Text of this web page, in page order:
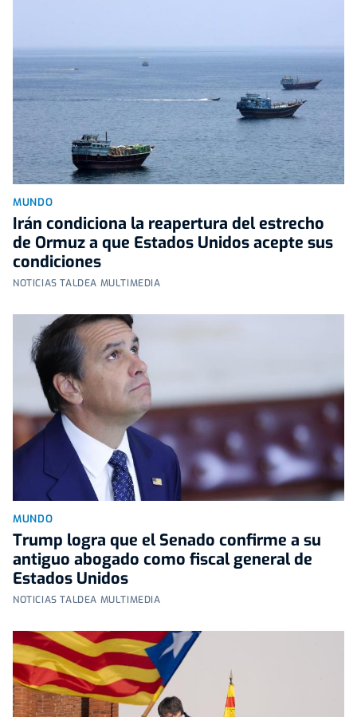
MUNDO
Irán condiciona la reapertura del estrecho
de Ormuz a que Estados Unidos acepte sus
condiciones
NOTICIAS TALDEA MULTIMEDIA
MUNDO
Trump logra que el Senado confirme a su
antiguo abogado como fiscal general de
Estados Unidos
NOTICIAS TALDEA MULTIMEDIA